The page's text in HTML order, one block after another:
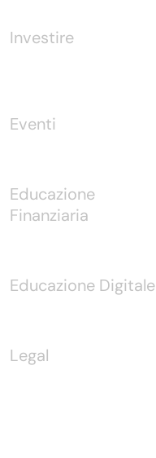
Investire
Eventi
Educazione
Finanziaria
Educazione Digitale
Legal